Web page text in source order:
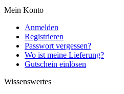
Mein Konto
Anmelden
Registrieren
Passwort vergessen?
Wo ist meine Lieferung?
Gutschein einlösen
Wissenswertes